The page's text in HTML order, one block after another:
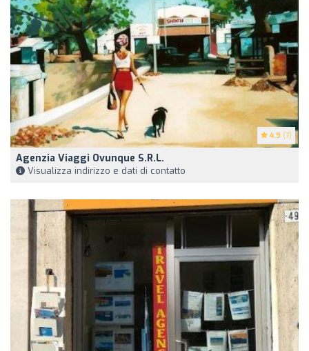
4.9 (7)
Agenzia Viaggi Ovunque S.R.L.
Visualizza indirizzo e dati di contatto